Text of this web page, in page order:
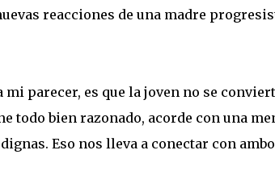
reacciones de una madre
parecer, es que la joven no se
todo bien razonado, acorde con una
Eso nos lleva a conectar con